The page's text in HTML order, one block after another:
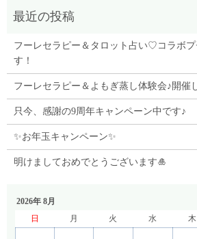
フーレセラピー＆タロット占い♡コラボプ
す！
フーレセラピー＆よもぎ蒸し体験会♪開催
只今、感謝の9周年キャンペーン中です♪
✨お年玉キャンペーン✨
明けましておめでとうございます🎍
2026年 8月
日
月 火 水 木